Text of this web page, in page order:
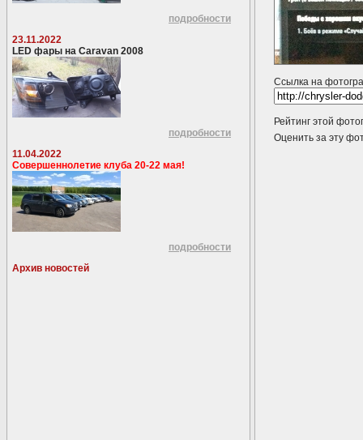
подробности
23.11.2022
LED фары на Caravan 2008
подробности
11.04.2022
Совершеннолетие клуба 20-22 мая!
подробности
Архив новостей
Ссылка на
Рейтинг этой
Оценить за эту